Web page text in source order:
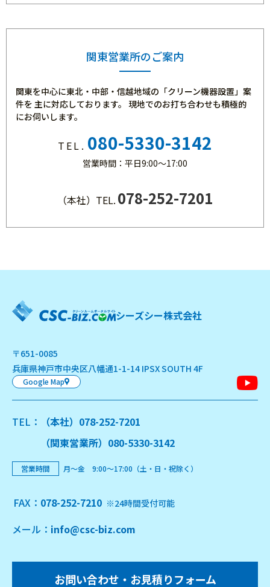
【掲載終了】数量限定！中古クリーンルームが入荷しました
【お知らせ】夏季休業のお知らせ
2025年6月26日
2025年6月2日
【満員御礼・受付終了】基礎から学ぶクリーンルームセミナ
【セミナー情報】基礎から学ぶクリーンルームセミナーお申
込み受付中！
【お知らせ】クリーンルーライトミニNリニューアルと終売の
【お知らせ】ゴールデンウィーク休業のお知らせ
に「NP-5」をご使用いただきました。
関東営業所のご案内
関東を中心に東北・中部・信越地域の「クリーン機器設置」案
件を 主に対応しております。 現地でのお打ち合わせも積極的
にお伺いします。
TEL. 080-5330-3142
営業時間：平日9:00～17:00
（本社）TEL. 078-252-7201
シーズシー株式会社
〒651-0085
兵庫県神⼾市中央区⼋幡通1-1-14 IPSX SOUTH 4F
Google Map
TEL：
（本社）078-252-7201
（関東営業所）080-5330-3142
営業時間 月～金 9:00～17:00（土・日・祝除く）
FAX： 078-252-7210 ※24時間受付可能
メール： info@csc-biz.com
お問い合わせ・お⾒積りフォーム